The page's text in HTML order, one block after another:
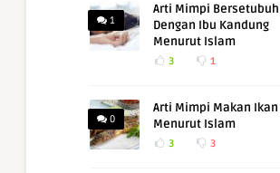
1
Arti Mimpi Bersetubuh
Dengan Ibu Kandung
Menurut Islam
3 1
0
Arti Mimpi Makan Ikan
Menurut Islam
3 3